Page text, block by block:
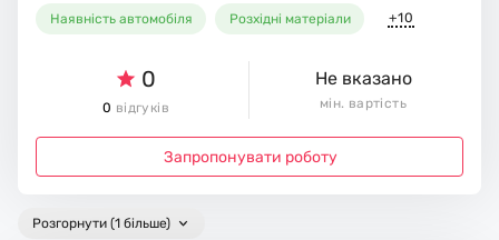
Наявність автомобіля Розхідні матеріали +10
0
0 відгуків
Не вказано
мін. вартість
Запропонувати роботу
Розгорнути (1 більше)